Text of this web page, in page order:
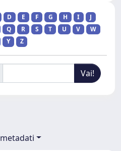
D E F G H I
J
Q R S T U V
W
Y Z